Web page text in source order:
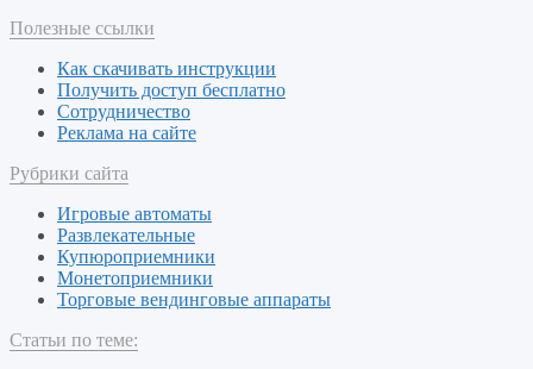
Полезные ссылки
Как скачивать инструкции
Получить доступ бесплатно
Сотрудничество
Реклама на сайте
Рубрики сайта
Игровые автоматы
Развлекательные
Купюроприемники
Монетоприемники
Торговые вендинговые аппараты
Статьи по теме: